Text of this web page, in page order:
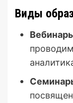
Виды